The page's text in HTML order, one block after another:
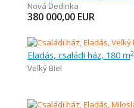
Nová Dedinka
380 000,00 EUR
Eladás, családi ház, 180 m2
Veľký Biel